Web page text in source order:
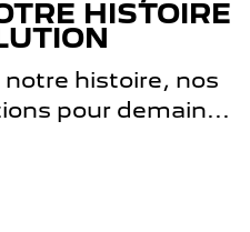
HISTOIRE
notre histoire, nos
pour demain...